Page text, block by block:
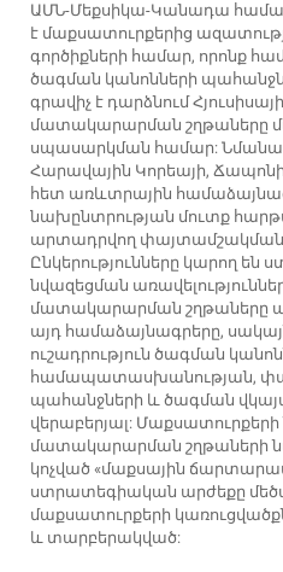
ԱՄՆ-Մեքսիկա-Կանադա
է մաքսատուրքերից
գործիքների համար, որոնք
ծագման կանոնների
գրավիչ է դարձնում
մատակարարման շղթաները
սպասարկման համար:
Հարավային Կորեայի,
հետ առևտրային
նախընտրության մուտք
արտադրվող փայտամշակման
Ընկերությունները կարող
նվազեցման
մատակարարման շղթաները
այդ համաձայնագրերը,
ուշադրություն ծագման
համապատասխանության,
պահանջների և ծագման
վերաբերյալ:
մատակարարման շղթաների
կոչված «մաքսային
ստրատեգիական արժեքը
մաքսատուրքերի
և տարբերակված: